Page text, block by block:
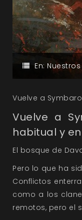
En:
Vuelve a
Vuelve a
habitual y
El bosque de
Pero lo que ha
Conflictos
como a los
remotos, pero el